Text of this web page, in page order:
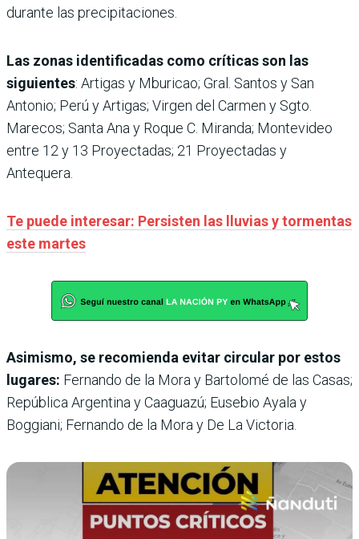
durante las precipitaciones.
Las zonas identificadas como críticas son las
siguientes: Artigas y Mburicao; Gral. Santos y San
Antonio; Perú y Artigas; Virgen del Carmen y Sgto.
Marecos; Santa Ana y Roque C. Miranda; Montevideo
entre 12 y 13 Proyectadas; 21 Proyectadas y
Antequera.
Te puede interesar: Persisten las lluvias y tormentas
este martes
Asimismo, se recomienda evitar circular por estos
lugares: Fernando de la Mora y Bartolomé de las Casas;
República Argentina y Caaguazú; Eusebio Ayala y
Boggiani; Fernando de la Mora y De La Victoria.